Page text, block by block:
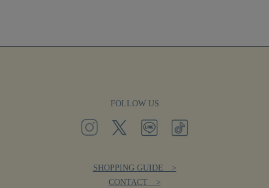
FOLLOW US
SHOPPING GUIDE >
CONTACT >